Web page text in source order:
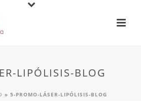
LIPÓLISIS-BLOG
» 5-PROMO-LÁSER-LIPÓLISIS-BLOG